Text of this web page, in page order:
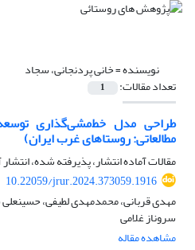
نویسنده =خانی پردنجانی، سجاد
تعداد مقالات: 1
طراحی مدل خط‌مشی‌گذاری توسعه
مطالعاتی: روستاهای غرب ایران)
مقالات آماده انتشار، پذیرفته شده، انتشار
10.22059/jrur.2024.373059.1916
مهدی قربانی، محمدمهدی لطیفی،
سروناز غلامی
مشاهده مقاله